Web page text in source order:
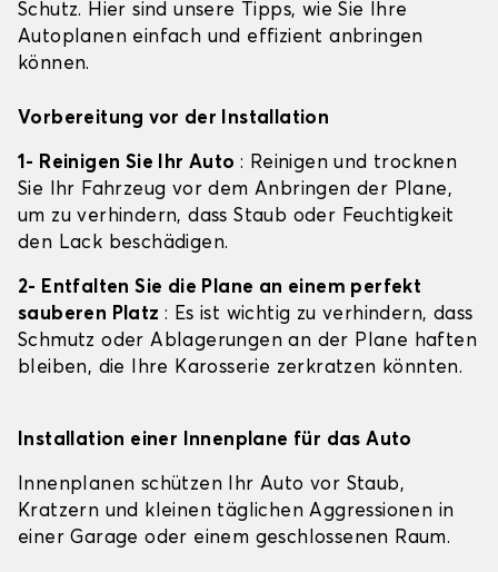
Schutz. Hier sind unsere Tipps, wie Sie Ihre
Autoplanen einfach und effizient anbringen
können.
Vorbereitung vor der Installation
1- Reinigen Sie Ihr Auto : Reinigen und trocknen
Sie Ihr Fahrzeug vor dem Anbringen der Plane,
um zu verhindern, dass Staub oder Feuchtigkeit
den Lack beschädigen.
2- Entfalten Sie die Plane an einem perfekt
sauberen Platz: Es ist wichtig zu verhindern, dass
Schmutz oder Ablagerungen an der Plane haften
bleiben, die Ihre Karosserie zerkratzen könnten.
Installation einer Innenplane für das Auto
Innenplanen schützen Ihr Auto vor Staub,
Kratzern und kleinen täglichen Aggressionen in
einer Garage oder einem geschlossenen Raum.